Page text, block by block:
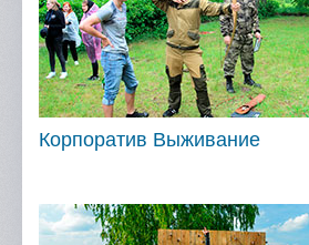
Корпоратив Выживание